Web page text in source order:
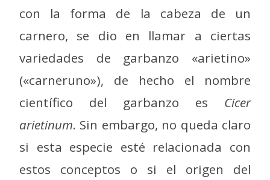
con la forma de la cabeza de un
carnero, se dio en llamar a ciertas
variedades de garbanzo «arietino»
(«carneruno»), de hecho el nombre
científico del garbanzo es Cicer
arietinum. Sin embargo, no queda claro
si esta especie esté relacionada con
estos conceptos o si el origen del